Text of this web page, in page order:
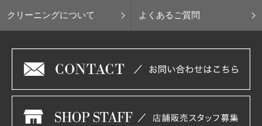
クリーニングについて よくあるご質問